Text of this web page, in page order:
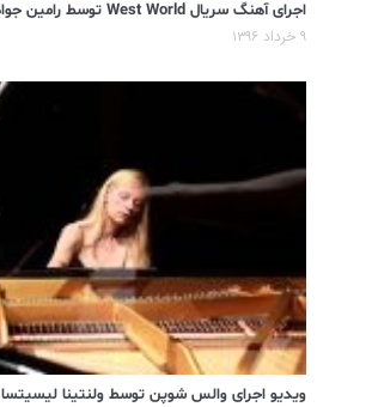
اجرای آهنگ سریال West World توسط رامین جوادی
۹ خرداد ۱۳۹۶
ویدیو اجرای والس شوپن توسط ولنتینا لیسیتسا